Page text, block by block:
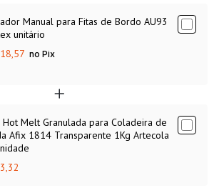
Manual para Fitas de Bordo AU93
unitário
no Pix
Hot Melt Granulada para Coladeira de
Afix 1814 Transparente 1Kg Artecola